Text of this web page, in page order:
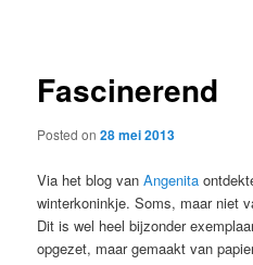
content
Fascinerend
Posted on28 mei 2013
Via het blog vanAngenita
winterkoninkje. Soms, maar niet
Dit is wel heel bijzonder
opgezet, maar gemaakt van